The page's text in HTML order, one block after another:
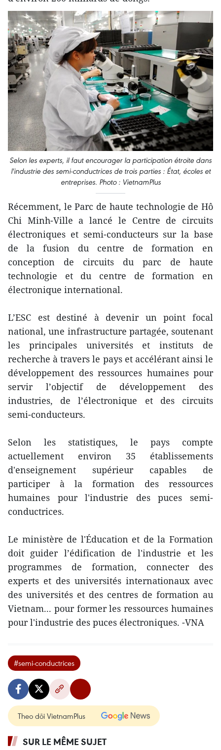
Selon les experts, il faut encourager la participation étroite dans
l'industrie des semi-conductrices de trois parties : État, écoles et
entreprises. Photo : VietnamPlus
Récemment, le Parc de haute technologie de Hô
Chi Minh-Ville a lancé le Centre de circuits
électroniques et semi-conducteurs sur la base
de la fusion du centre de formation en
conception de circuits du parc de haute
technologie et du centre de formation en
électronique international.
L’ESC est destiné à devenir un point focal
national, une infrastructure partagée, soutenant
les principales universités et instituts de
recherche à travers le pays et accélérant ainsi le
développement des ressources humaines pour
servir l’objectif de développement des
industries, de l’électronique et des circuits
semi-conducteurs.
Selon les statistiques, le pays compte
actuellement environ 35 établissements
d'enseignement supérieur capables de
participer à la formation des ressources
humaines pour l'industrie des puces semi-
conductrices.
Le ministère de l'Éducation et de la Formation
doit guider l’édification de l'industrie et les
programmes de formation, connecter des
experts et des universités internationaux avec
des universités et des centres de formation au
Vietnam... pour former les ressources humaines
pour l'industrie des puces électroniques. -VNA
#semi-conductrices
Theo dõi VietnamPlus
SUR LE MÊME SUJET